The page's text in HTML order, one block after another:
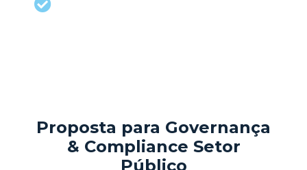
Proposta para Governança
& Compliance Setor
Público